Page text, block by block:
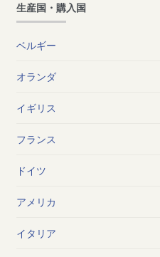
生産国・購入国
ベルギー
オランダ
イギリス
フランス
ドイツ
アメリカ
イタリア